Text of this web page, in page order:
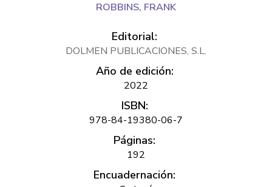
ROBBINS, FRANK
Editorial:
DOLMEN PUBLICACIONES, S.L.
Año de edición:
2022
ISBN:
978-84-19380-06-7
Páginas:
192
Encuadernación: